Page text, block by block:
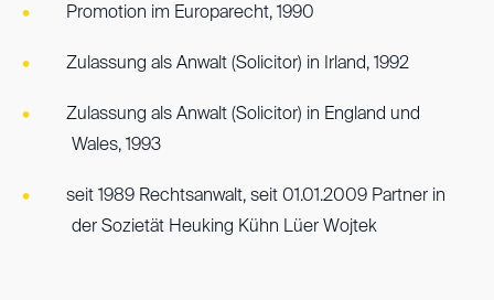
Promotion im Europarecht, 1990
Zulassung als Anwalt (Solicitor) in Irland, 1992
Zulassung als Anwalt (Solicitor) in England und
Wales, 1993
seit 1989 Rechtsanwalt, seit 01.01.2009 Partner in
der Sozietät Heuking Kühn Lüer Wojtek